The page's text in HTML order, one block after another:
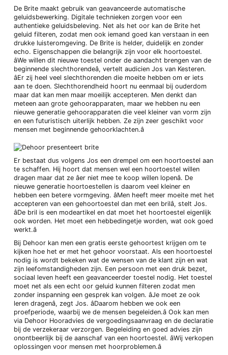
De Brite maakt gebruik van geavanceerde automatische
geluidsbewerking. Digitale technieken zorgen voor een
authentieke geluidsbeleving. Net als het oor kan de Brite het
geluid filteren, zodat men ook iemand goed kan verstaan in een
drukke luisteromgeving. De Brite is helder, duidelijk en zonder
echo. Eigenschappen die belangrijk zijn voor elk hoortoestel.
âWe willen dit nieuwe toestel onder de aandacht brengen van de
beginnende slechthorendeâ, vertelt audicien Jos van Kesteren.
âEr zij heel veel slechthorenden die moeite hebben om er iets
aan te doen. Slechthorendheid hoort nu eenmaal bij ouderdom
maar dat kan men maar moeilijk accepteren. Men denkt dan
meteen aan grote gehoorapparaten, maar we hebben nu een
nieuwe generatie gehoorapparaten die veel kleiner van vorm zijn
en een futuristisch uiterlijk hebben. Ze zijn zeer geschikt voor
mensen met beginnende gehoorklachten.â
Er bestaat dus volgens Jos een drempel om een hoortoestel aan
te schaffen. Hij hoort dat mensen wel een hoortoestel willen
dragen maar dat ze âer niet mee te koop willen lopenâ. De
nieuwe generatie hoortoestellen is daarom veel kleiner en
hebben een betere vormgeving. âMen heeft meer moeite met het
accepteren van een gehoortoestel dan met een brilâ, stelt Jos.
âDe bril is een modeartikel en dat moet het hoortoestel eigenlijk
ook worden. Het moet een hebbedingetje worden, wat ook goed
werkt.â
Bij Dehoor kan men een gratis eerste gehoortest krijgen om te
kijken hoe het er met het gehoor voorstaat. Als een hoortoestel
nodig is wordt bekeken wat de wensen van de klant zijn en wat
zijn leefomstandigheden zijn. Een persoon met een druk bezet,
sociaal leven heeft een geavanceerder toestel nodig. Het toestel
moet net als een echt oor geluid kunnen filteren zodat men
zonder inspanning een gesprek kan volgen. âJe moet ze ook
leren dragenâ, zegt Jos. âDaarom hebben we ook een
proefperiode, waarbij we de mensen begeleiden.â Ook kan men
via Dehoor Hooradvies de vergoedingsaanvraag en de declaratie
bij de verzekeraar verzorgen. Begeleiding en goed advies zijn
onontbeerlijk bij de aanschaf van een hoortoestel. âWij verkopen
oplossingen voor mensen met hoorproblemen.â